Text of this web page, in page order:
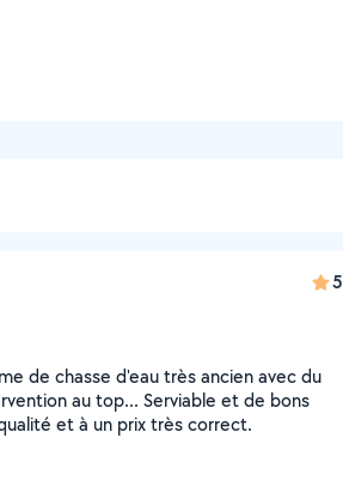
de chasse d'eau très ancien avec du
au top... Serviable et de bons
et à un prix très correct.